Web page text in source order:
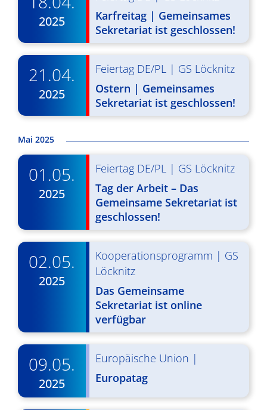
s
t
a
l
t
u
n
g
e
n
u
c
u
A
t
g
n
h
a
g
2025
Karfreitag | Gemeinsames
Sekretariat ist geschlossen!
21.04.
2025
Feiertag DE/PL | GS Löcknitz
Ostern | Gemeinsames
Sekretariat ist geschlossen!
Mai 2025
01.05.
2025
Feiertag DE/PL | GS Löcknitz
Tag der Arbeit – Das
Gemeinsame Sekretariat ist
geschlossen!
02.05.
2025
Kooperationsprogramm | GS
Löcknitz
Das Gemeinsame
Sekretariat ist online
verfügbar
09.05.
2025
Europäische Union |
Europatag